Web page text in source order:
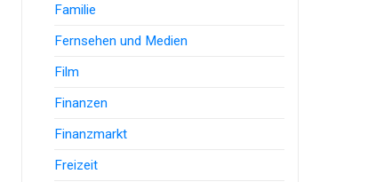
Familie
Fernsehen und Medien
Film
Finanzen
Finanzmarkt
Freizeit